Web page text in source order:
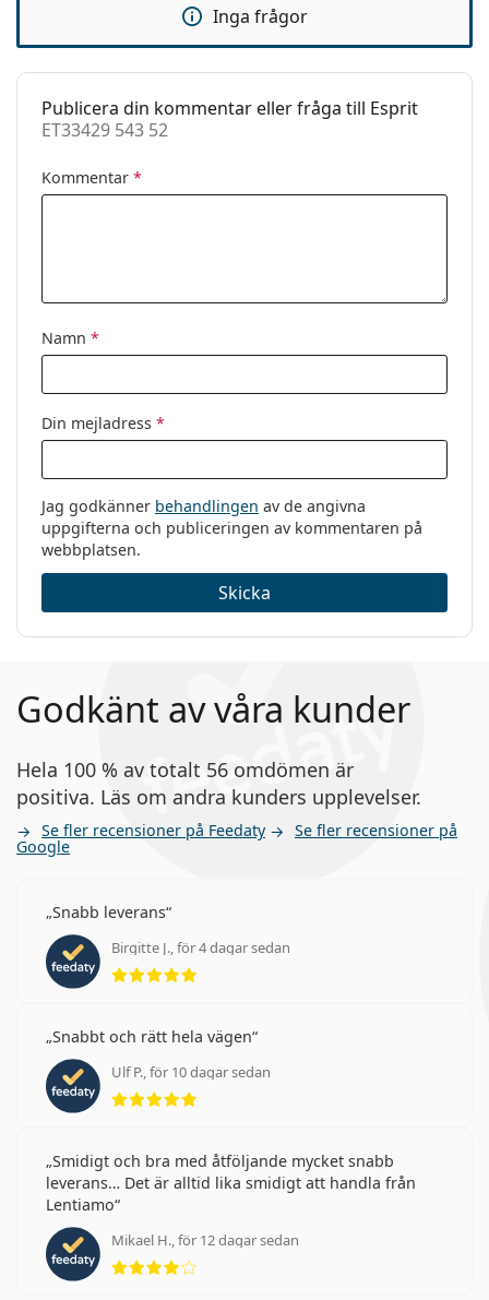
Nej
Fodral:
Putsduk:
Övrigt
Kön:
Män
Inga frågor
Publicera din kommentar eller fråga till Esprit
ET33429 543 52
Kommentar *
Namn *
Din mejladress *
Jag godkänner behandlingen av de angivna
uppgifterna och publiceringen av kommentaren på
webbplatsen.
Skicka
Godkänt av våra kunder
Hela 100 % av totalt 56 omdömen är
positiva. Läs om andra kunders upplevelser.
Se fler recensioner på Feedaty Se fler recensioner på
Google
Snabb leverans
Birgitte J., för 4 dagar sedan
Betyg 5 av 5
Snabbt och rätt hela vägen
Ulf P., för 10 dagar sedan
Betyg 5 av 5
Smidigt och bra med åtföljande mycket snabb
leverans… Det är alltid lika smidigt att handla från
Lentiamo
Mikael H., för 12 dagar sedan
Betyg 4 av 5